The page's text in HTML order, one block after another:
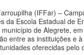
(IFFar) –
da Escola Estadual de
de Alegrete,
entre as instituições e
oferecidas pelo